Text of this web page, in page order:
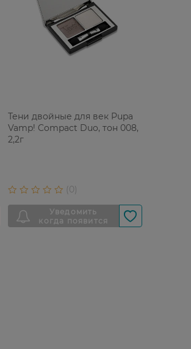
Тени двойные для век Pupa
Vamp! Compact Duo, тон 008,
2,2г